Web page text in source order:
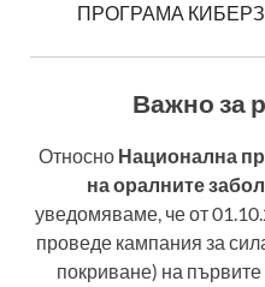
ПРОГРАМА
Важно за
Относно Национална
на оралните
уведомяваме, че от
проведе кампания за
покриване) на